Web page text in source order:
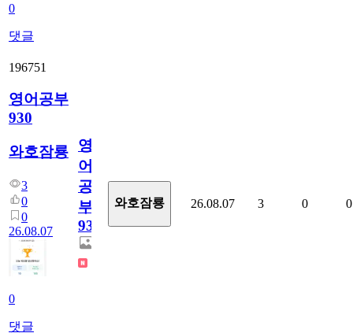
0
댓글
196751
영어공부
930
와호잠룡
3
0
0
26.08.07
0
댓글
영
어
공
부
930
와호잠룡 26.08.07 3 0 0